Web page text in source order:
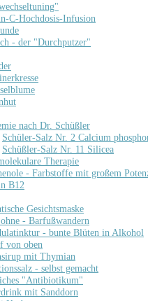
C-Hochdosis-Infusion
- der "Durchputzer"
nach Dr. Schüßler
Schüler-Salz Nr. 2 Calcium
Schüßler-Salz Nr. 11 Silicea
Therapie
- Farbstoffe mit großem
B12
Gesichtsmaske
- Barfußwandern
- bunte Blüten in Alkohol
von oben
mit Thymian
- selbst gemacht
"Antibiotikum"
mit Sanddorn